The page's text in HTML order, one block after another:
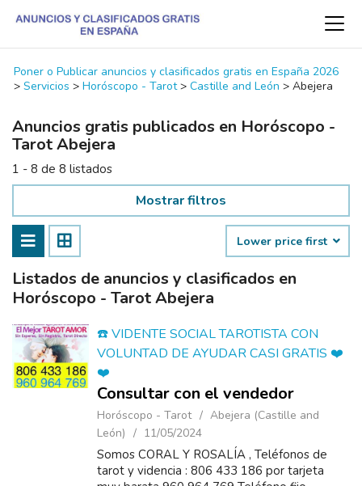
Poner o Publicar anuncios y clasificados gratis en España 2026
> Servicios > Horóscopo - Tarot > Castille and León > Abejera
Anuncios gratis publicados en Horóscopo -
Tarot Abejera
1 - 8 de 8 listados
Mostrar filtros
Lower price first
Listados de anuncios y clasificados en
Horóscopo - Tarot Abejera
☎️ VIDENTE SOCIAL TAROTISTA CON
VOLUNTAD DE AYUDAR CASI GRATIS ❤️
❤️
Consultar con el vendedor
Horóscopo - Tarot
Abejera (Castille and
León)
11/05/2024
Somos CORAL Y ROSALÍA , Teléfonos de
tarot y videncia : 806 433 186 por tarjeta